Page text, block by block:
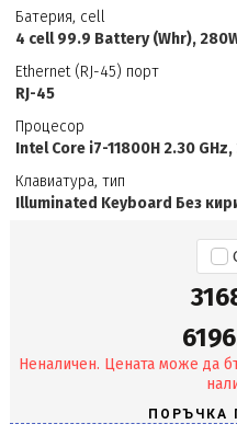
Батерия, cell
4 cell 99.9 Battery (Whr),
Ethernet (RJ-45) порт
RJ-45
Процесор
Intel Core i7-11800H 2.30 GHz,
Клавиатура, тип
Illuminated Keyboard Без
Неналичен. Цената може да